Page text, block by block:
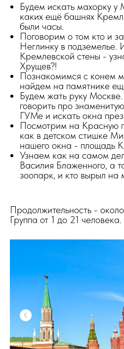
Будем искать махорку
каких ещё башнях
были часы.
Поговорим о том кто и
Неглинку в подземелье.
Кремлевской стены -
Хрущев?!
Познакомимся с конем
найдем на памятнике
Будем жать руку
говорить про
ГУМе и искать окна
Посмотрим на Красную
как в детском стишке
нашего окна - площадь
Узнаем как на самом
Василия Блаженного, а
зоопарк, и кто вырыл на
Продолжительность -
Группа от 1 до 21 человека.